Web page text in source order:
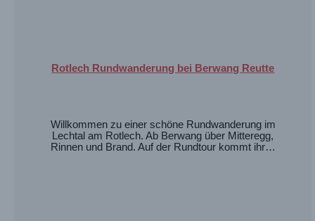
Rotlech Rundwanderung bei Berwang Reutte
Willkommen zu einer schöne Rundwanderung im
Lechtal am Rotlech. Ab Berwang über Mitteregg,
Rinnen und Brand. Auf der Rundtour kommt ihr…